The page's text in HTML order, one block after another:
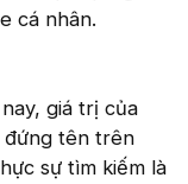
cá nhân.
giá trị của
đứng tên trên
sự tìm kiếm là